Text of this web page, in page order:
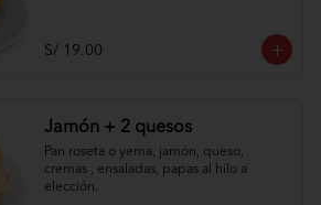
S/ 19.00
Jamón + 2 quesos
Pan roseta o yema, jamón, queso,
cremas , ensaladas, papas al hilo a
elección.